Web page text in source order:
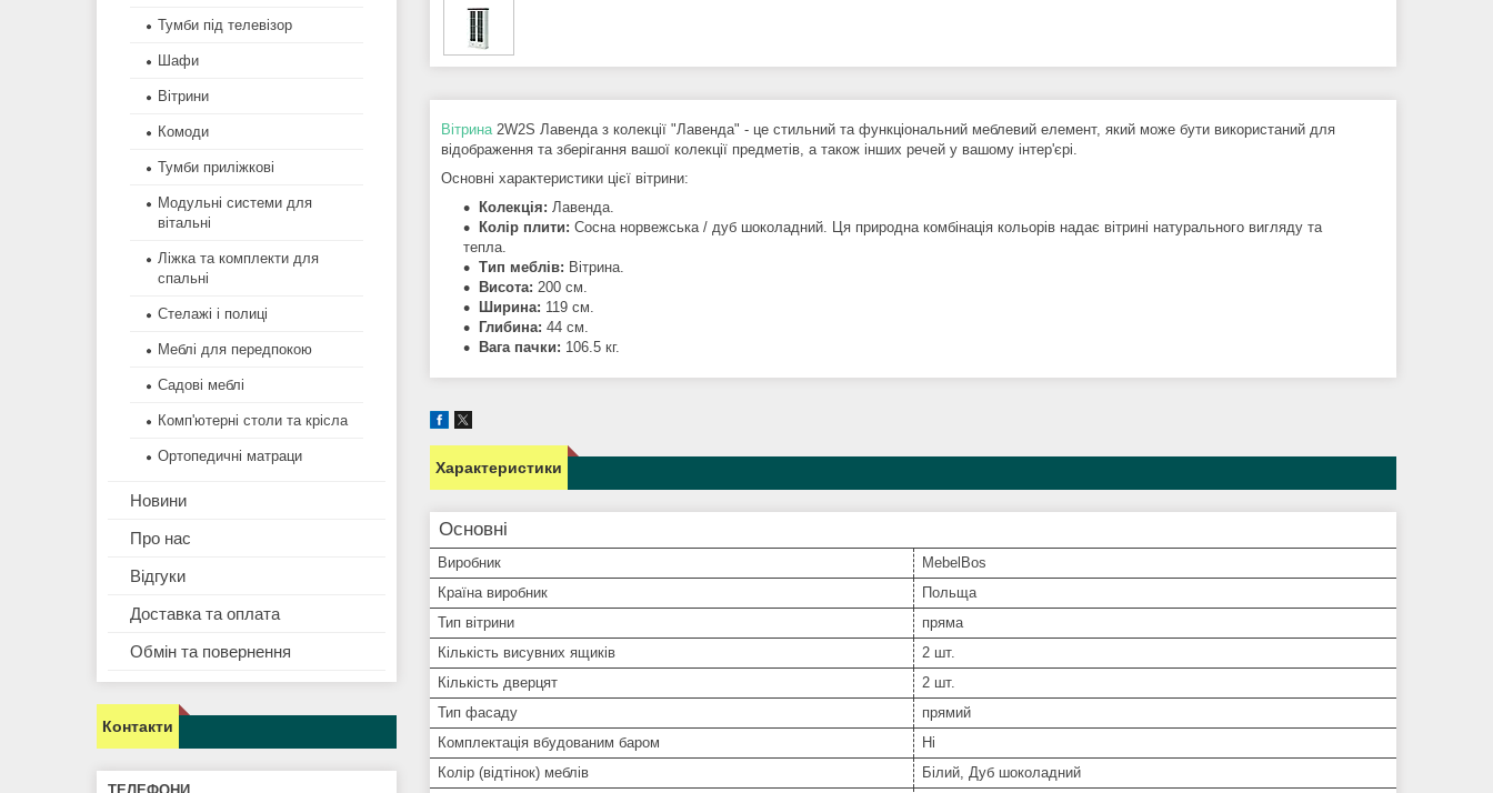
Вітрина2W2S Лавенда з колекції "Лавенда" - це стильний та функціональний меблевий елемент, який може бути використаний для
відображення та зберігання вашої колекції предметів, а також інших речей у вашому інтер'єрі.
Основні характеристики цієї вітрини:
Колекція: Лавенда.
Колір плити: Сосна норвежська / дуб шоколадний. Ця природна комбінація кольорів надає вітрині натурального вигляду та
тепла.
Тип меблів: Вітрина.
Висота: 200 см.
Ширина: 119 см.
Глибина: 44 см.
Вага пачки: 106.5 кг.
Характеристики
Основні
Виробник
MebelBos
Країна виробник
Польща
Тип вітрини
пряма
Кількість висувних ящиків
2 шт.
Кількість дверцят
2 шт.
Тип фасаду
прямий
Комплектація вбудованим баром
Ні
Колір (відтінок) меблів
Білий, Дуб шоколадний
Тумби під телевізор
Шафи
Вітрини
Комоди
Тумби приліжкові
Модульні системи для
вітальні
Ліжка та комплекти для
спальні
Стелажі і полиці
Меблі для передпокою
Садові меблі
Комп'ютерні столи та крісла
Ортопедичні матраци
Новини
Про нас
Відгуки
Доставка та оплата
Обмін та повернення
Контакти